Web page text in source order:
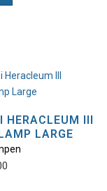
HERACLEUM III
LARGE